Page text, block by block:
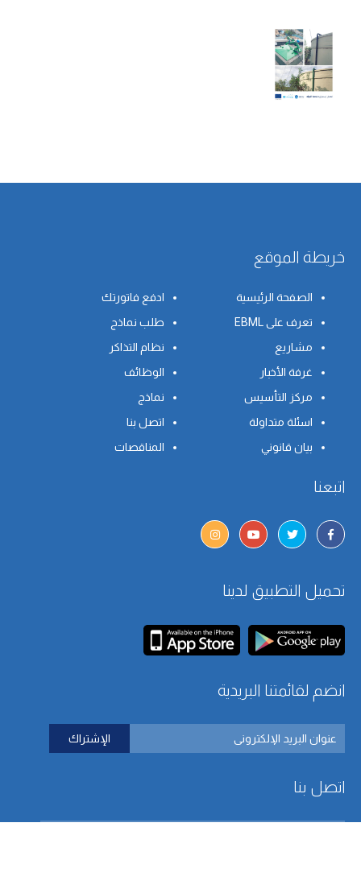
خريطة الموقع
الصفحة الرئيسية
ادفع فاتورتك
تعرف على EBML
طلب نماذج
مشاريع
نظام التذاكر
غرفة الأخبار
الوظائف
مركز التأسيس
نماذج
اسئلة متداولة
اتصل بنا
بيان قانوني
المناقصات
اتبعنا
تحميل التطبيق لدينا
انضم لقائمتنا البريدية
اتصل بنا